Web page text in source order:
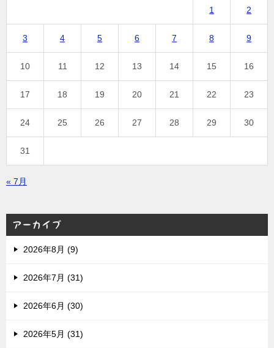
1 2
3 4 5 6 7 8 9
10 11 12 13 14 15 16
17 18 19 20 21 22 23
24 25 26 27 28 29 30
31
« 7月
アーカイブ
2026年8月 (9)
2026年7月 (31)
2026年6月 (30)
2026年5月 (31)